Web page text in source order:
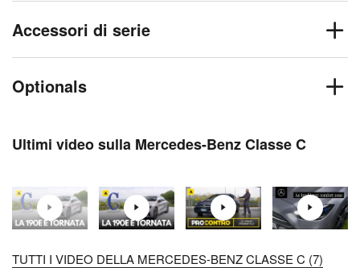
Accessori di serie
Optionals
Ultimi video sulla Mercedes-Benz Classe C
TUTTI I VIDEO DELLA MERCEDES-BENZ CLASSE C (7)